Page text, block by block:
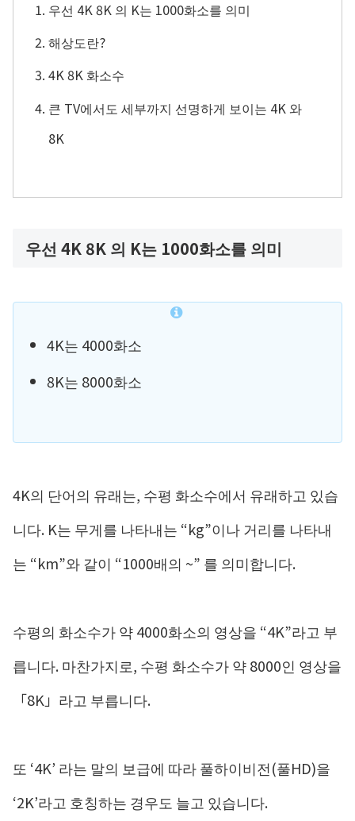
우선 4K 8K 의 K는 1000화소를 의미
해상도란?
4K 8K 화소수
큰 TV에서도 세부까지 선명하게 보이는 4K 와
8K
우선 4K 8K 의 K는 1000화소를 의미
4K는 4000화소
8K는 8000화소
4K의 단어의 유래는, 수평 화소수에서 유래하고 있습
니다. K는 무게를 나타내는 “kg”이나 거리를 나타내
는 “km”와 같이 “1000배의 ~” 를 의미합니다.
수평의 화소수가 약 4000화소의 영상을 “4K”라고 부
릅니다. 마찬가지로, 수평 화소수가 약 8000인 영상을
「8K」라고 부릅니다.
또 ‘4K’ 라는 말의 보급에 따라 풀하이비전(풀HD)을
‘2K’라고 호칭하는 경우도 늘고 있습니다.